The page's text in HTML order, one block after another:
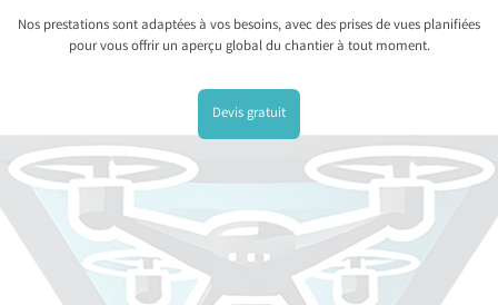
Nos prestations sont adaptées à vos besoins, avec des prises de vues planifiées
pour vous offrir un aperçu global du chantier à tout moment.
Devis gratuit